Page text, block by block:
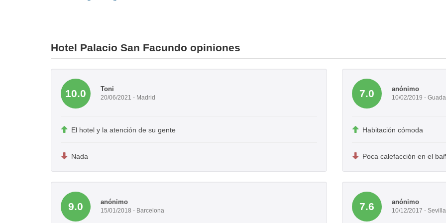
Hotel Palacio San Facundo opiniones
10.0 Toni
20/06/2021 - Madrid
El hotel y la atención de su gente
Nada
7.0 anónimo
10/02/2019 -
Habitación cómoda
Poca calefacción en el
9.0 anónimo
15/01/2018 - Barcelona 7.6 anónimo
10/12/2017 - Sevilla